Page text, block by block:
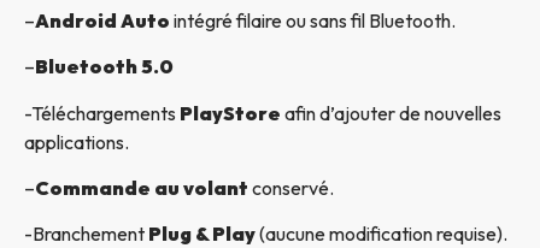
–Android Auto intégré filaire ou sans fil Bluetooth.
–Bluetooth 5.0
-Téléchargements PlayStore afin d’ajouter de nouvelles
applications.
–Commande au volant conservé.
-Branchement Plug & Play(aucune modification requise).